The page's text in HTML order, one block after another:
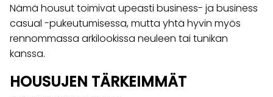
Nämä housut toimivat upeasti business- ja business
casual -pukeutumisessa, mutta yhtä hyvin myös
rennommassa arkilookissa neuleen tai tunikan
kanssa.
HOUSUJEN TÄRKEIMMÄT